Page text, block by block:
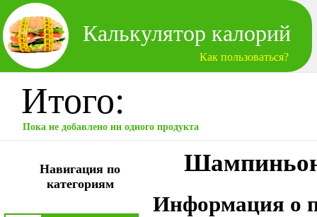
Калькулятор калорий
Как пользоваться?
Итого:
Пока не добавлено ни одного продукта
Навигация по
категориям
Информация о